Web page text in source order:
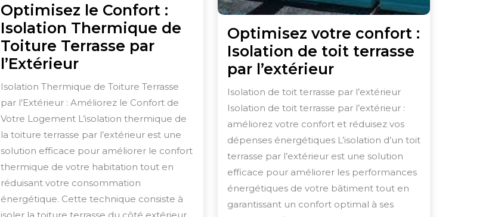
Optimisez le Confort :
Isolation Thermique de
Toiture Terrasse par
l’ExtérieurOptimisez
le
Confort
:
Isolation
Thermique
de
Toiture
Terrasse
Isolation Thermique de Toiture Terrasse
par l’Extérieur : Améliorez le Confort de
Votre Logement L’isolation thermique de
la toiture terrasse par l’extérieur est une
solution efficace pour améliorer le confort
thermique de votre habitation tout en
réduisant votre consommation
énergétique. Cette technique consiste à
Optimisez votre confort :
Isolation de toit terrasse
par l’extérieurOptimisez
votre
confort
:
Isolation
de
toit
terrasse
par
Isolation de toit terrasse par l’extérieur
Isolation de toit terrasse par l’extérieur :
améliorez votre confort et réduisez vos
dépenses énergétiques L’isolation d’un toit
terrasse par l’extérieur est une solution
efficace pour améliorer les performances
énergétiques de votre bâtiment tout en
garantissant un confort optimal à ses